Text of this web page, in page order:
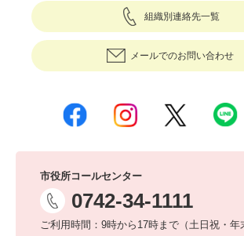
組織別連絡先一覧
メールでのお問い合わせ
市役所コールセンター
0742-34-1111
ご利用時間：9時から17時まで（土日祝・年